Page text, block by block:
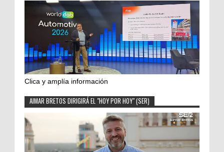
Clica y amplía información
AIMAR BRETOS DIRIGIRÁ EL "HOY POR HOY" (SER)